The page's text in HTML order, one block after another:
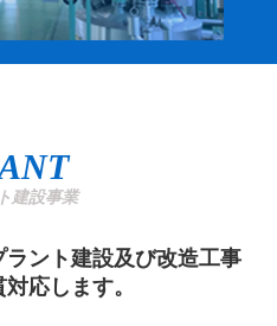
建設事業
ラント建設及び改造工事
応します。